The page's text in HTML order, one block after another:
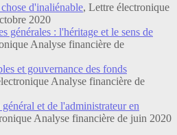
d'inaliénable, Lettre électronique
2020
générales : l'héritage et le sens de
Analyse financière de
et gouvernance des fonds
Analyse financière de
et de l'administrateur en
Analyse financière de juin 2020